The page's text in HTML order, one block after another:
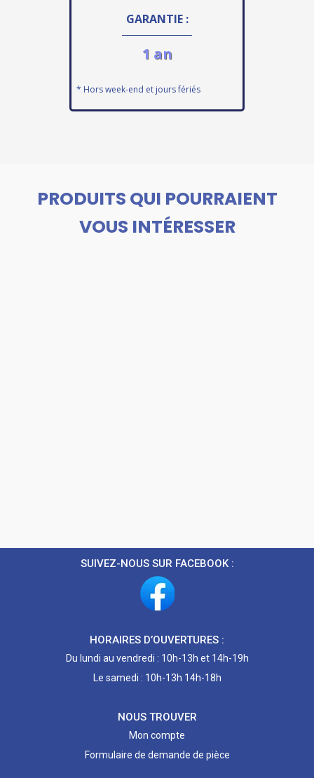
GARANTIE :
1 an
* Hors week-end et jours fériés
PRODUITS QUI POURRAIENT
VOUS INTÉRESSER
SUIVEZ-NOUS SUR FACEBOOK :
HORAIRES D’OUVERTURES :
Du lundi au vendredi : 10h-13h et 14h-19h
Le samedi : 10h-13h 14h-18h
NOUS TROUVER
Mon compte
Formulaire de demande de pièce